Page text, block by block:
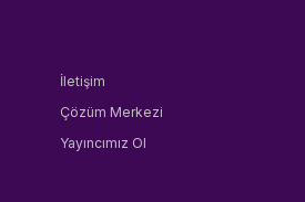
İletişim
Çözüm Merkezi
Yayıncımız Ol